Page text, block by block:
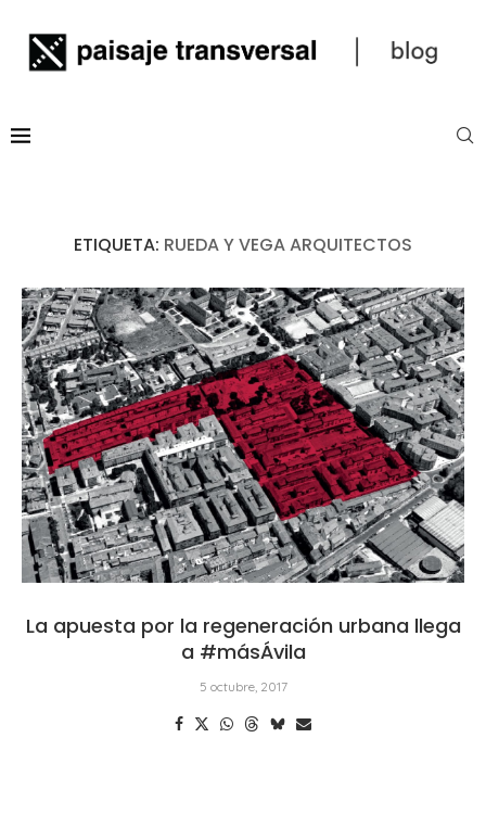
ETIQUETA: RUEDA Y VEGA ARQUITECTOS
La apuesta por la regeneración urbana llega
a #másÁvila
5 octubre, 2017